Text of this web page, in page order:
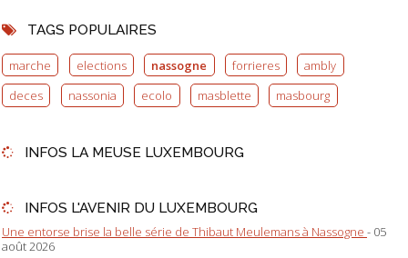
TAGS POPULAIRES
marche elections nassogne forrieres
ambly
deces
nassonia ecolo masblette masbourg
INFOS LA MEUSE LUXEMBOURG
INFOS L'AVENIR DU LUXEMBOURG
Une entorse brise la belle série de Thibaut Meulemans à Nassogne - 05
août 2026